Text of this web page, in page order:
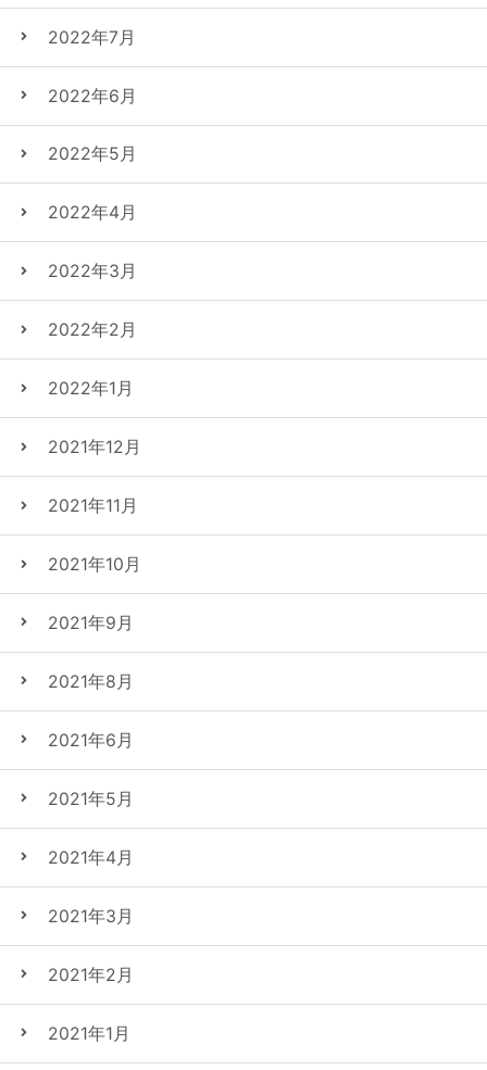
2022年7月
2022年6月
2022年5月
2022年4月
2022年3月
2022年2月
2022年1月
2021年12月
2021年11月
2021年10月
2021年9月
2021年8月
2021年6月
2021年5月
2021年4月
2021年3月
2021年2月
2021年1月